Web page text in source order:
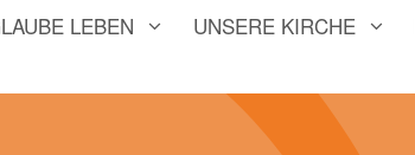
LEBEN UNSERE KIRCHE